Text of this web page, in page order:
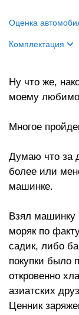
Оценка
Внешний вид
Двигатель
Ходовые качества
Комплектация
Цвет кузова
Цвет салона
Ну что же,
моему
Многое
Думаю что за
более или
машинке.
Взял машинку
моряк по
садик, либо
покупки было
откровенно
азиатских
Ценник